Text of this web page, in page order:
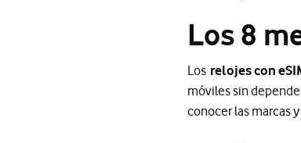
Los 8
Los relojes con
móviles sin
conocer las marcas